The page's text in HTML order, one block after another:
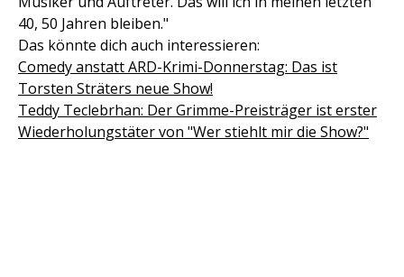
40, 50 Jahren bleiben."
Das könnte dich auch interessieren:
Comedy anstatt ARD-Krimi-Donnerstag: Das ist
Torsten Sträters neue Show!
Teddy Teclebrhan: Der Grimme-Preisträger ist erster
Wiederholungstäter von "Wer stiehlt mir die Show?"